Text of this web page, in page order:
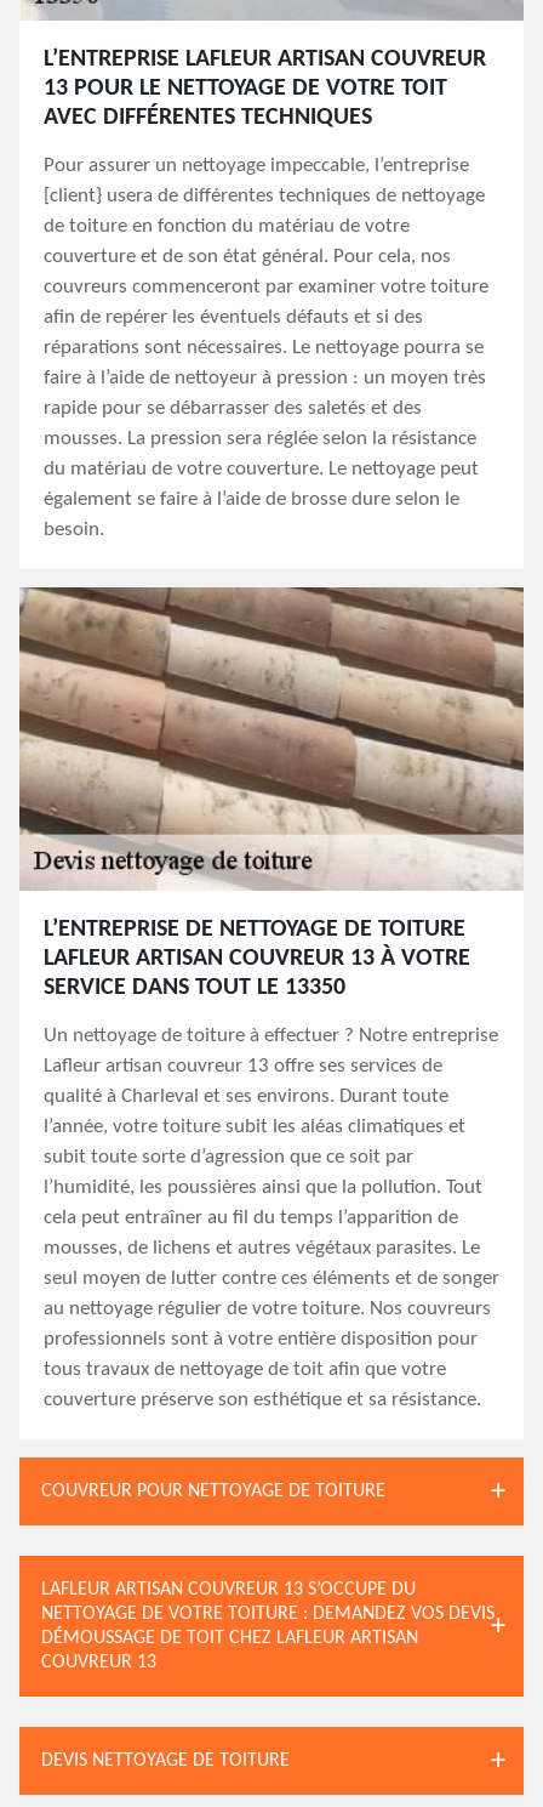
L’ENTREPRISE LAFLEUR ARTISAN COUVREUR
13 POUR LE NETTOYAGE DE VOTRE TOIT
AVEC DIFFÉRENTES TECHNIQUES
Pour assurer un nettoyage impeccable, l’entreprise
[client} usera de différentes techniques de nettoyage
de toiture en fonction du matériau de votre
couverture et de son état général. Pour cela, nos
couvreurs commenceront par examiner votre toiture
afin de repérer les éventuels défauts et si des
réparations sont nécessaires. Le nettoyage pourra se
faire à l’aide de nettoyeur à pression : un moyen très
rapide pour se débarrasser des saletés et des
mousses. La pression sera réglée selon la résistance
du matériau de votre couverture. Le nettoyage peut
également se faire à l’aide de brosse dure selon le
besoin.
L’ENTREPRISE DE NETTOYAGE DE TOITURE
LAFLEUR ARTISAN COUVREUR 13 À VOTRE
SERVICE DANS TOUT LE 13350
Un nettoyage de toiture à effectuer ? Notre entreprise
Lafleur artisan couvreur 13 offre ses services de
qualité à Charleval et ses environs. Durant toute
l’année, votre toiture subit les aléas climatiques et
subit toute sorte d’agression que ce soit par
l’humidité, les poussières ainsi que la pollution. Tout
cela peut entraîner au fil du temps l’apparition de
mousses, de lichens et autres végétaux parasites. Le
seul moyen de lutter contre ces éléments et de songer
au nettoyage régulier de votre toiture. Nos couvreurs
professionnels sont à votre entière disposition pour
tous travaux de nettoyage de toit afin que votre
couverture préserve son esthétique et sa résistance.
COUVREUR POUR NETTOYAGE DE TOITURE
LAFLEUR ARTISAN COUVREUR 13 S’OCCUPE DU
NETTOYAGE DE VOTRE TOITURE : DEMANDEZ VOS DEVIS
DÉMOUSSAGE DE TOIT CHEZ LAFLEUR ARTISAN
COUVREUR 13
DEVIS NETTOYAGE DE TOITURE